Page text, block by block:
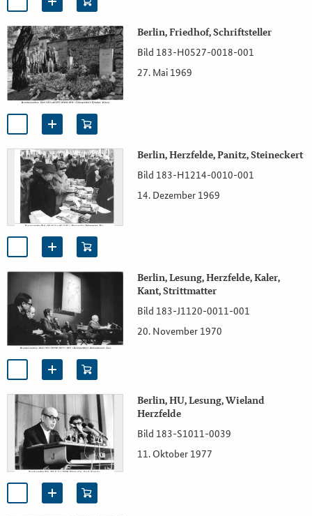
Berlin, Friedhof, Schriftsteller
Bild 183-H0527-0018-001
27. Mai 1969
Berlin, Herzfelde, Panitz, Steineckert
Bild 183-H1214-0010-001
14. Dezember 1969
Berlin, Lesung, Herzfelde, Kaler,
Kant, Strittmatter
Bild 183-J1120-0011-001
20. November 1970
Berlin, HU, Lesung, Wieland
Herzfelde
Bild 183-S1011-0039
11. Oktober 1977